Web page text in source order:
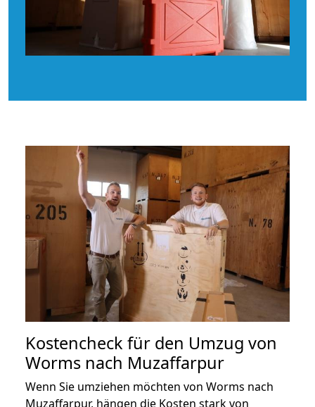
Kostencheck für den Umzug von
Worms nach Muzaffarpur
Wenn Sie umziehen möchten von Worms nach
Muzaffarpur, hängen die Kosten stark von